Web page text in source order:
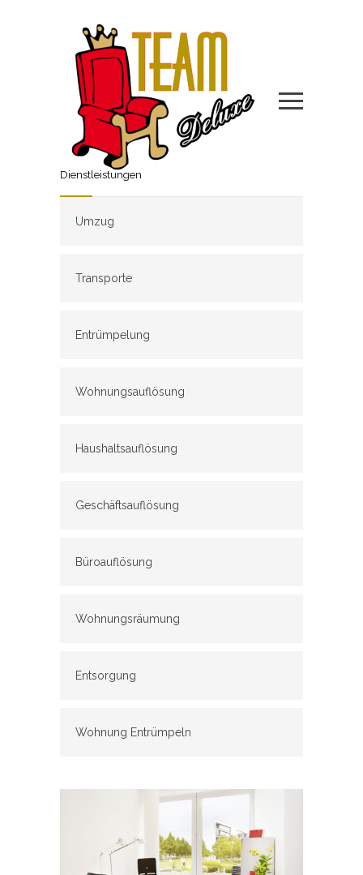
Dienstleistungen
Umzug
Transporte
Entrümpelung
Wohnungsauflösung
Haushaltsauflösung
Geschäftsauflösung
Büroauflösung
Wohnungsräumung
Entsorgung
Wohnung Entrümpeln